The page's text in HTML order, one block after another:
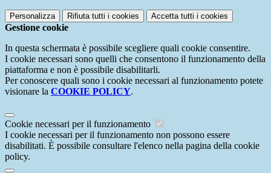
Personalizza Rifiuta tutti i cookies Accetta tutti i cookies
Gestione cookie
In questa schermata è possibile scegliere quali cookie consentire.
I cookie necessari sono quelli che consentono il funzionamento della
piattaforma e non è possibile disabilitarli.
Per conoscere quali sono i cookie necessari al funzionamento potete
visionare la COOKIE POLICY.
Cookie necessari per il funzionamento
I cookie necessari per il funzionamento non possono essere
disabilitati. È possibile consultare l'elenco nella pagina della cookie
policy.